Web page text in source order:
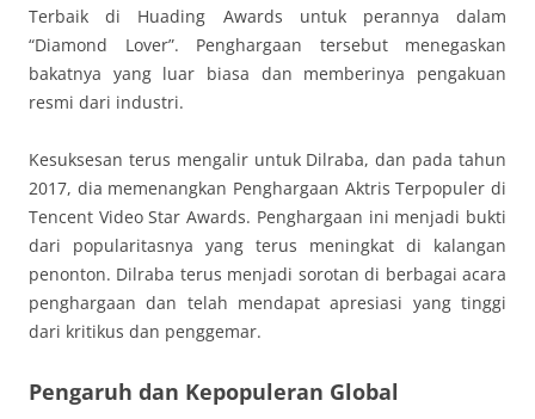
Terbaik di Huading Awards untuk perannya dalam
“Diamond Lover”. Penghargaan tersebut menegaskan
bakatnya yang luar biasa dan memberinya pengakuan
resmi dari industri.
Kesuksesan terus mengalir untuk Dilraba, dan pada tahun
2017, dia memenangkan Penghargaan Aktris Terpopuler di
Tencent Video Star Awards. Penghargaan ini menjadi bukti
dari popularitasnya yang terus meningkat di kalangan
penonton. Dilraba terus menjadi sorotan di berbagai acara
penghargaan dan telah mendapat apresiasi yang tinggi
dari kritikus dan penggemar.
Pengaruh dan Kepopuleran Global